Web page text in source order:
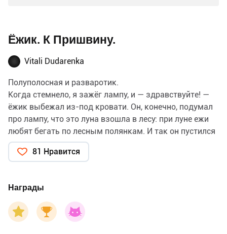
Ёжик. К Пришвину.
Vitali Dudarenka
Полуполосная и разваротик.
Когда стемнело, я зажёг лампу, и — здравствуйте! —
ёжик выбежал из-под кровати. Он, конечно, подумал
про лампу, что это луна взошла в лесу: при луне ежи
любят бегать по лесным полянкам. И так он пустился
бегать по комнате, представляя, что это лесная
полянка.
Он двинется — и я двину, да так и сошлись.
— Пей, — говорю окончательно.
Он и залакал. А я так легонько по колючкам рукой
81 Нравится
Награды